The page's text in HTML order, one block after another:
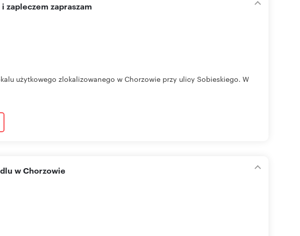
zapleczem zapraszam
użytkowego zlokalizowanego w Chorzowie przy ulicy Sobieskiego. W
w Chorzowie